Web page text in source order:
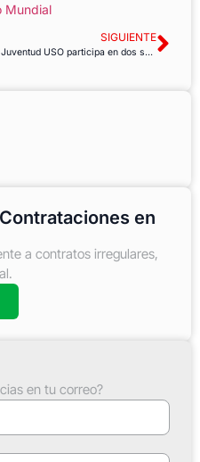
Mundial
SIGUIENTE
Juventud USO participa en dos seminarios internacionales
en
a contratos irregulares,
en tu correo?